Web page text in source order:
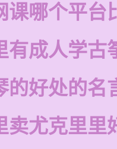
课哪个平台
有成人学古
的好处的名
卖尤克里里